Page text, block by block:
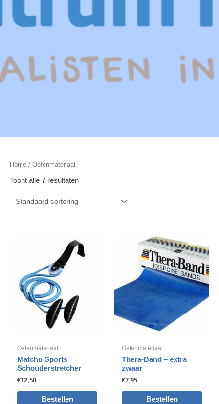
Home / Oefenmateriaal
Toont alle 7 resultaten
Oefenmateriaal
Matchu Sports
Schouderstretcher
€12,50
Bestellen
Oefenmateriaal
Thera-Band – extra
zwaar
€7,95
Bestellen